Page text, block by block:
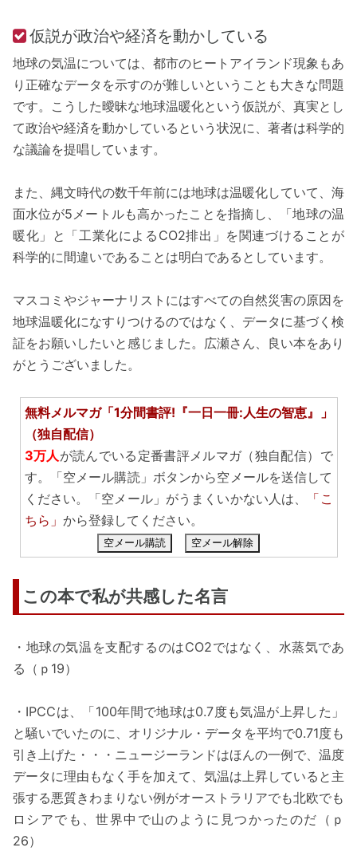
仮説が政治や経済を動かしている
地球の気温については、都市のヒートアイランド現象もあ
り正確なデータを示すのが難しいということも大きな問題
です。こうした曖昧な地球温暖化という仮説が、真実とし
て政治や経済を動かしているという状況に、著者は科学的
な議論を提唱しています。
また、縄文時代の数千年前には地球は温暖化していて、海
面水位が5メートルも高かったことを指摘し、「地球の温
暖化」と「工業化によるCO2排出」を関連づけることが
科学的に間違いであることは明白であるとしています。
マスコミやジャーナリストにはすべての自然災害の原因を
地球温暖化になすりつけるのではなく、データに基づく検
証をお願いしたいと感じました。広瀬さん、良い本をあり
がとうございました。
無料メルマガ「1分間書評!『一日一冊:人生の智恵』」
（独自配信）
3万人 が読んでいる定番書評メルマガ（独自配信）で
す。「空メール購読」ボタンから空メールを送信して
ください。「空メール」がうまくいかない人は、
「こ
ちら」 から登録してください。
空メール購読 空メール解除
この本で私が共感した名言
・地球の気温を支配するのはCO2ではなく、水蒸気であ
る（ｐ19）
・IPCCは、「100年間で地球は0.7度も気温が上昇した」
と騒いでいたのに、オリジナル・データを平均で0.71度も
引き上げた・・・ニュージーランドはほんの一例で、温度
データに理由もなく手を加えて、気温は上昇していると主
張する悪質きわまりない例がオーストラリアでも北欧でも
ロシアでも、世界中で山のように見つかったのだ（ｐ
26）